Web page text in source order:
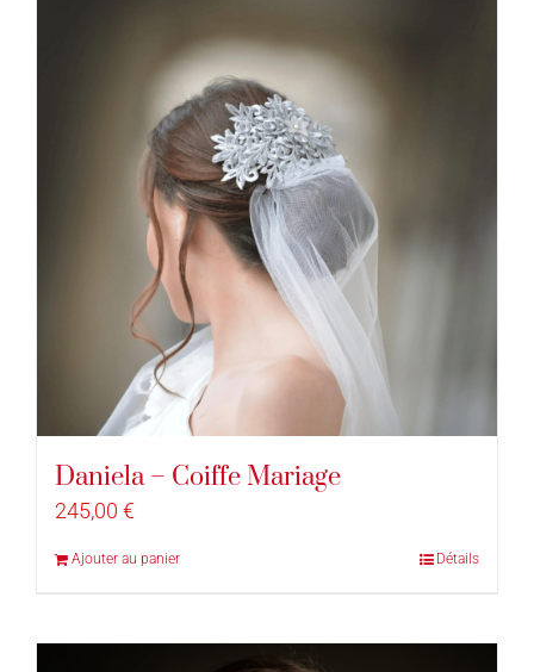
Daniela – Coiffe Mariage
245,00 €
Ajouter au panier Détails